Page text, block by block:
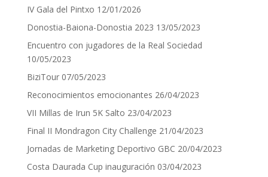
IV Gala del Pintxo 12/01/2026
Donostia-Baiona-Donostia 2023 13/05/2023
Encuentro con jugadores de la Real Sociedad
10/05/2023
BiziTour 07/05/2023
Reconocimientos emocionantes 26/04/2023
VII Millas de Irun 5K Salto 23/04/2023
Final II Mondragon City Challenge 21/04/2023
Jornadas de Marketing Deportivo GBC 20/04/2023
Costa Daurada Cup inauguración 03/04/2023